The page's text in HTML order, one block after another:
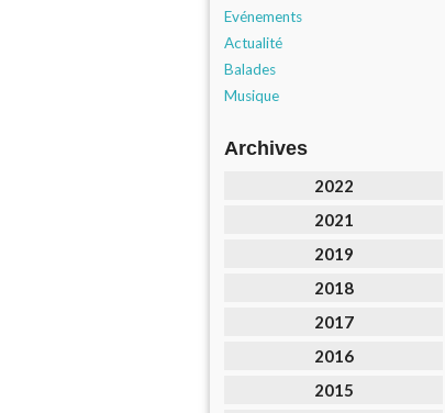
Evénements
Actualité
Balades
Musique
Archives
2022
2021
2019
2018
2017
2016
2015